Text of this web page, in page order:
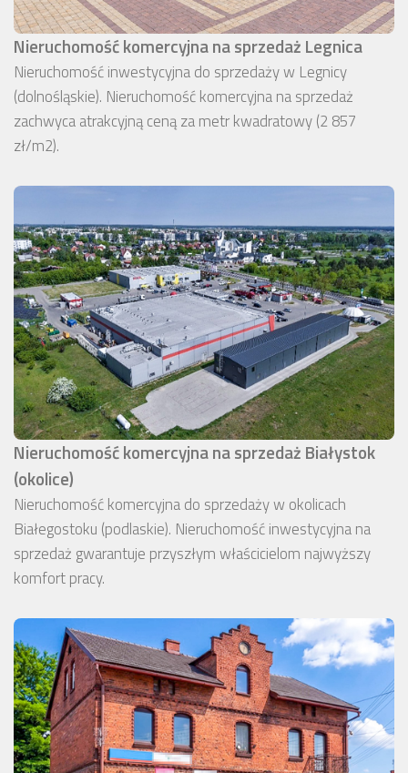
Nieruchomość komercyjna na sprzedaż Legnica
Nieruchomość inwestycyjna do sprzedaży w Legnicy
(dolnośląskie). Nieruchomość komercyjna na sprzedaż
zachwyca atrakcyjną ceną za metr kwadratowy (2 857
zł/m2).
Nieruchomość komercyjna na sprzedaż Białystok
(okolice)
Nieruchomość komercyjna do sprzedaży w okolicach
Białegostoku (podlaskie). Nieruchomość inwestycyjna na
sprzedaż gwarantuje przyszłym właścicielom najwyższy
komfort pracy.